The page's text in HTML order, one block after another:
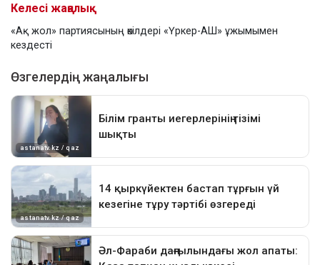
Келесі жаңалық
«Ақ жол» партиясының өкілдері «Үркер-АШ» ұжымымен
кездесті